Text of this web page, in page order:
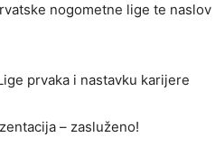
nogometne lige te naslov
prvaka i nastavku karijere
– zasluženo!